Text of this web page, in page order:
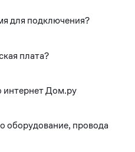
для подключения?
плата?
интернет Дом.ру
оборудование, провода